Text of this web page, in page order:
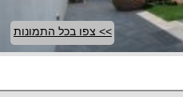
>> צפו בכל התמונות